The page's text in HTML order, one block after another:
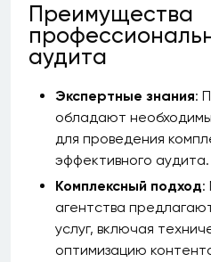
Преимущества
аудита
Экспертные знания:
обладают
для проведения
эффективного аудита.
Комплексный подход:
агентства
услуг, включая
оптимизацию